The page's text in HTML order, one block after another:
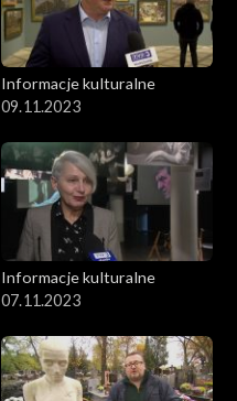
Informacje kulturalne
09.11.2023
Informacje kulturalne
07.11.2023